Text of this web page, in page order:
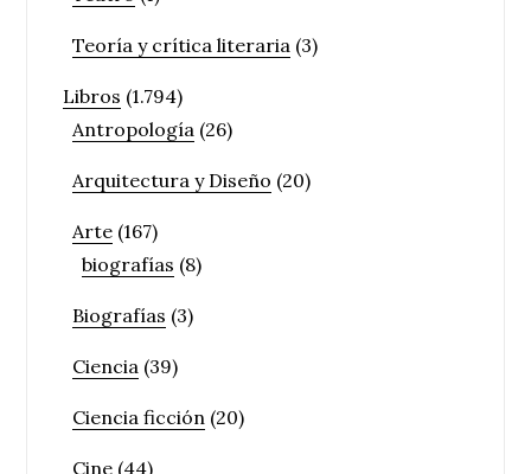
Teoría y crítica literaria (3)
Libros (1.794)
Antropología (26)
Arquitectura y Diseño (20)
Arte (167)
biografías (8)
Biografías (3)
Ciencia (39)
Ciencia ficción (20)
Cine (44)